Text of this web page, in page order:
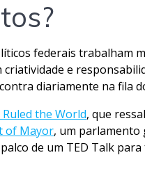
federais trabalham
e
diariamente na fila
the World, que
of Mayor, um parlamento
de um TED Talk